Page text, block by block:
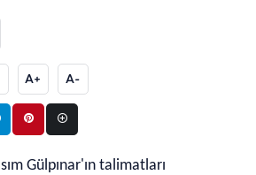
A+ A-
Gülpınar'ın talimatları